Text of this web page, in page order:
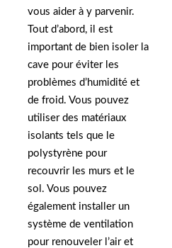
vous aider à y parvenir.
Tout d’abord, il est
important de bien isoler la
cave pour éviter les
problèmes d’humidité et
de froid. Vous pouvez
utiliser des matériaux
isolants tels que le
polystyrène pour
recouvrir les murs et le
sol. Vous pouvez
également installer un
système de ventilation
pour renouveler l’air et